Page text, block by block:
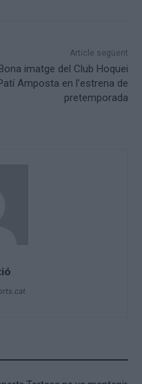
Article següent
imatge del Club Hoquei
Amposta en l’estrena de
pretemporada